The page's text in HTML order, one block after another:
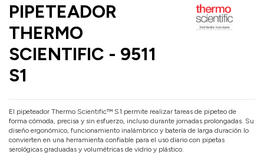
PIPETEADOR
THERMO
SCIENTIFIC - 9511
S1
El pipeteador Thermo Scientific™ S1 permite realizar tareas de pipeteo de
forma cómoda, precisa y sin esfuerzo, incluso durante jornadas prolongadas. Su
diseño ergonómico, funcionamiento inalámbrico y batería de larga duración lo
convierten en una herramienta confiable para el uso diario con pipetas
serológicas graduadas y volumétricas de vidrio y plástico.